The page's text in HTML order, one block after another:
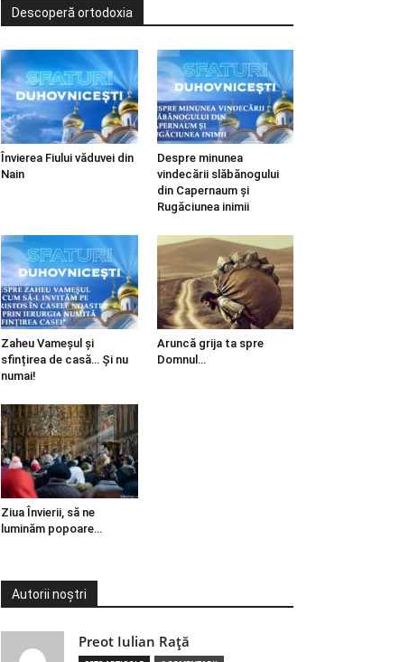
Descoperă ortodoxia
Învierea Fiului văduvei din
Nain
Despre minunea
vindecării slăbănogului
din Capernaum și
Rugăciunea inimii
Zaheu Vameșul și
sfințirea de casă… Și nu
numai!
Aruncă grija ta spre
Domnul…
Ziua Învierii, să ne
luminăm popoare…
Autorii noștri
Preot Iulian Raţă